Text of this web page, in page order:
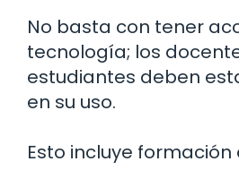
No basta con tener
tecnología; los
estudiantes deben
en su uso.
Esto incluye formación